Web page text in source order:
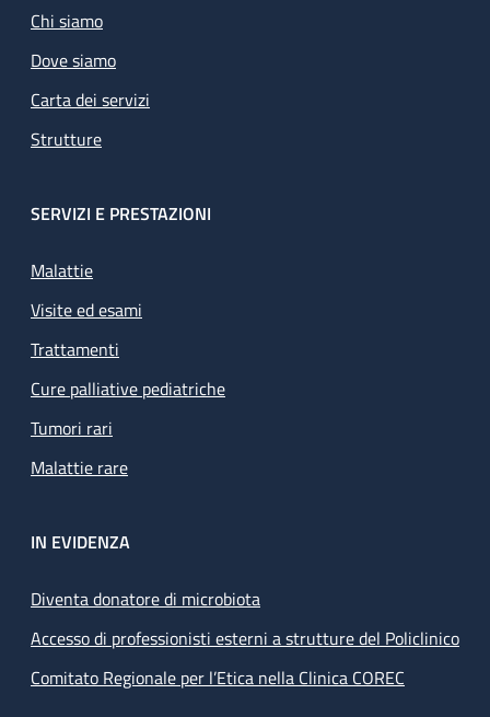
Chi siamo
Dove siamo
Carta dei servizi
Strutture
SERVIZI E PRESTAZIONI
Malattie
Visite ed esami
Trattamenti
Cure palliative pediatriche
Tumori rari
Malattie rare
IN EVIDENZA
Diventa donatore di microbiota
Accesso di professionisti esterni a strutture del Policlinico
Comitato Regionale per l’Etica nella Clinica COREC